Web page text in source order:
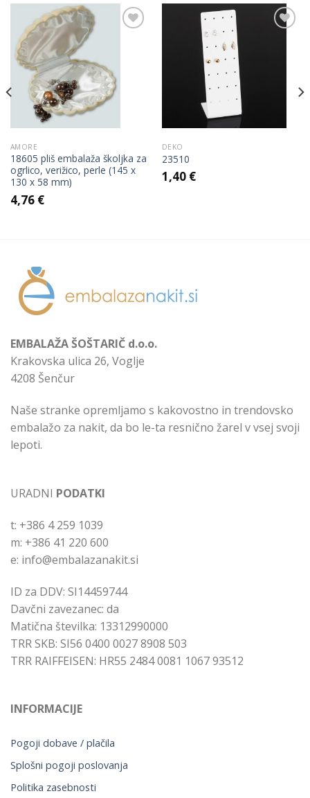
Wishlist
AMORE
18605 pliš embalaža školjka za
ogrlico, verižico, perle (145 x
130 x 58 mm)
4,76 €
DEKO
23510
1,40 €
EMBALAŽA ŠOŠTARIČ d.o.o.
Krakovska ulica 26, Voglje
4208 Šenčur
Naše stranke opremljamo s kakovostno in trendovsko
embalažo za nakit, da bo le-ta resnično žarel v vsej svoji
lepoti.
URADNI PODATKI
t: +386 4 259 1039
m: +386 41 220 600
e: info@embalazanakit.si
ID za DDV: SI14459744
Davčni zavezanec: da
Matična številka: 13312990000
TRR SKB: SI56 0400 0027 8908 503
TRR RAIFFEISEN: HR55 2484 0081 1067 93512
INFORMACIJE
Pogoji dobave / plačila
Splošni pogoji poslovanja
Politika zasebnosti